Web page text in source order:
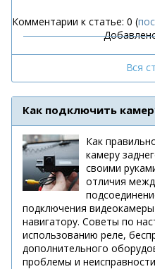
Комментарии к статье: 0 (
Вся
Как подключить
Как
камеру
своими
отличия
подключения
навигатору. Советы по
использованию реле,
дополнительного
проблемы и